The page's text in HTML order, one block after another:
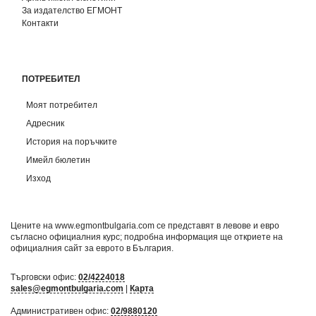
За издателство ЕГМОНТ
Контакти
ПОТРЕБИТЕЛ
Моят потребител
Адресник
История на поръчките
Имейл бюлетин
Изход
Цените на www.egmontbulgaria.com се представят в левове и евро
съгласно официалния курс; подробна информация ще откриете на
официалния сайт за еврото в България
Търговски офис: 02/4224018
sales@egmontbulgaria.com | Карта
Административен офис: 02/9880120